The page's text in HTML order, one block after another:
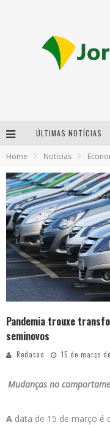
ÚLTIMAS NOTÍCIAS
Home Notícias
Pandemia trouxe
seminovos
Redacao 15 de março
Mudanças no
A data de 15 de março é